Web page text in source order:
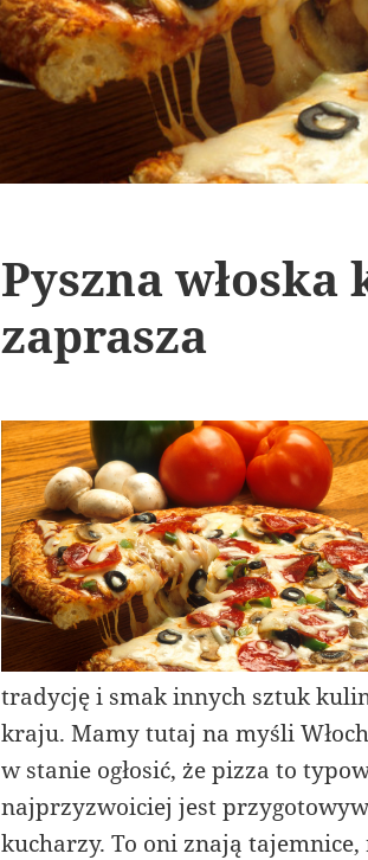
Pyszna
zaprasza
tradycję i smak innych sztuk
kraju. Mamy tutaj na myśli
w stanie ogłosić, że pizza to
najprzyzwoiciej jest
kucharzy. To oni znają